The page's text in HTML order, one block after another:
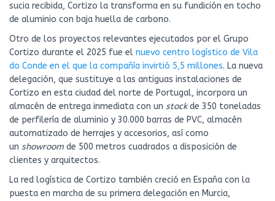
sucia recibida, Cortizo la transforma en su fundición en tocho
de aluminio con baja huella de carbono.
Otro de los proyectos relevantes ejecutados por el Grupo
Cortizo durante el 2025 fue el nuevo centro logístico de Vila
do Conde en el que la compañía invirtió 5,5 millones. La nueva
delegación, que sustituye a las antiguas instalaciones de
Cortizo en esta ciudad del norte de Portugal, incorpora un
almacén de entrega inmediata con un stockde 350 toneladas
de perfilería de aluminio y 30.000 barras de PVC, almacén
automatizado de herrajes y accesorios, así como
un showroom de 500 metros cuadrados a disposición de
clientes y arquitectos.
La red logística de Cortizo también creció en España con la
puesta en marcha de su primera delegación en Murcia,